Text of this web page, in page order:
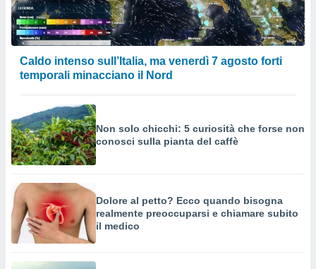
Caldo intenso sull’Italia, ma venerdì 7 agosto forti
temporali minacciano il Nord
Non solo chicchi: 5 curiosità che forse non
conosci sulla pianta del caffè
Dolore al petto? Ecco quando bisogna
realmente preoccuparsi e chiamare subito
il medico